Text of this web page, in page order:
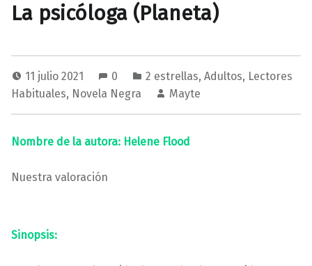
La psicóloga (Planeta)
11 julio 2021 0 2 estrellas, Adultos, Lectores
Habituales, Novela Negra Mayte
Nombre de la autora: Helene Flood
Nuestra valoración
Sinopsis: